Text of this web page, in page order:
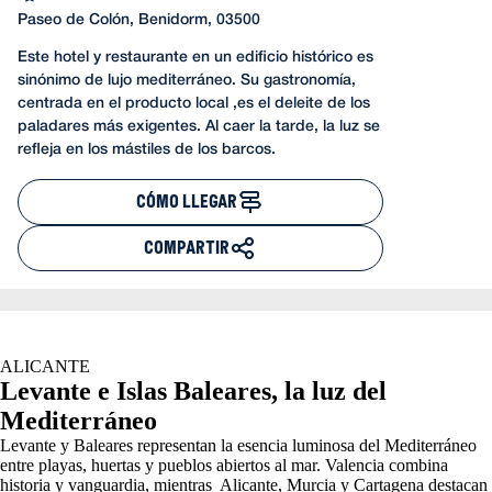
Paseo de Colón, Benidorm, 03500
Este hotel y restaurante en un edificio histórico es
sinónimo de lujo mediterráneo. Su gastronomía,
centrada en el producto local ,es el deleite de los
paladares más exigentes. Al caer la tarde, la luz se
refleja en los mástiles de los barcos.
CÓMO LLEGAR
COMPARTIR
ALICANTE
Levante e Islas Baleares, la luz del
Mediterráneo
Levante y Baleares representan la esencia luminosa del Mediterráneo
entre playas, huertas y pueblos abiertos al mar. Valencia combina
historia y vanguardia, mientras Alicante, Murcia y Cartagena destacan